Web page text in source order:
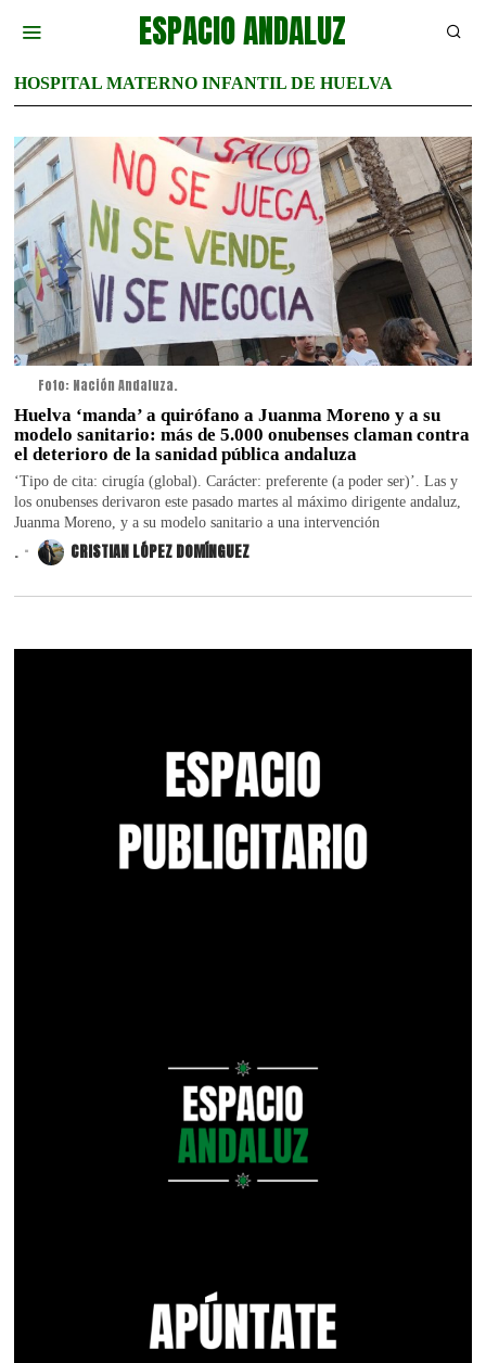
ESPACIO ANDALUZ
HOSPITAL MATERNO INFANTIL DE HUELVA
Foto: Nación Andaluza.
Huelva ‘manda’ a quirófano a Juanma Moreno y a su
modelo sanitario: más de 5.000 onubenses claman contra
el deterioro de la sanidad pública andaluza
‘Tipo de cita: cirugía (global). Carácter: preferente (a poder ser)’. Las y
los onubenses derivaron este pasado martes al máximo dirigente andaluz,
Juanma Moreno, y a su modelo sanitario a una intervención
. CRISTIAN LÓPEZ DOMÍNGUEZ